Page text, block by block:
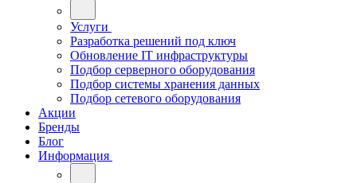
Услуги
Разработка решений под ключ
Обновление IT инфраструктуры
Подбор серверного оборудования
Подбор системы хранения данных
Подбор сетевого оборудования
Акции
Бренды
Блог
Информация